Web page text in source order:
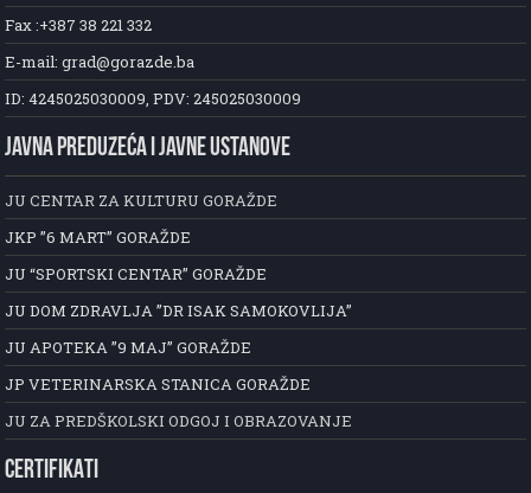
Fax :+387 38 221 332
E-mail: grad@gorazde.ba
ID: 4245025030009, PDV: 245025030009
JAVNA PREDUZEĆA I JAVNE USTANOVE
JU CENTAR ZA KULTURU GORAŽDE
JKP ”6 MART” GORAŽDE
JU “SPORTSKI CENTAR” GORAŽDE
JU DOM ZDRAVLJA ”DR ISAK SAMOKOVLIJA”
JU APOTEKA ”9 MAJ” GORAŽDE
JP VETERINARSKA STANICA GORAŽDE
JU ZA PREDŠKOLSKI ODGOJ I OBRAZOVANJE
CERTIFIKATI